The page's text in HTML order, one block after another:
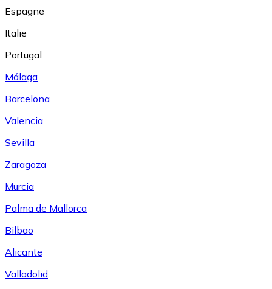
Espagne
Italie
Portugal
Málaga
Barcelona
Valencia
Sevilla
Zaragoza
Murcia
Palma de Mallorca
Bilbao
Alicante
Valladolid